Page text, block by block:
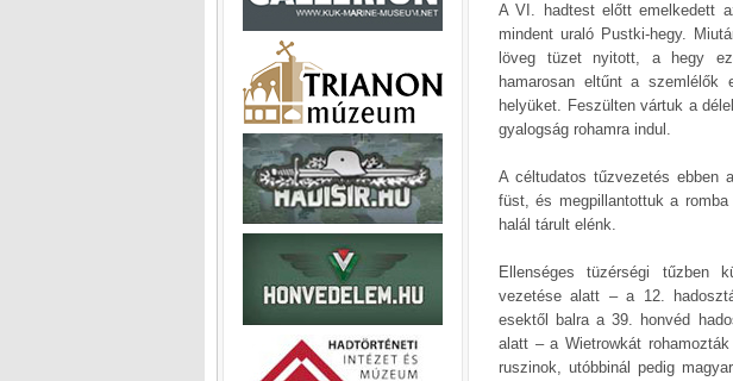
A VI. hadtest előtt emelkedett
mindent uraló Pustki-hegy.
löveg tüzet nyitott, a hegy
hamarosan eltűnt a
helyüket. Feszülten vártuk a
gyalogság rohamra indul.
A céltudatos tűzvezetés ebben
füst, és megpillantottuk a
halál tárult elénk.
Ellenséges tüzérségi tűzben
vezetése alatt – a 12.
esektől balra a 39. honvéd
alatt – a Wietrowkát
ruszinok, utóbbinál pedig